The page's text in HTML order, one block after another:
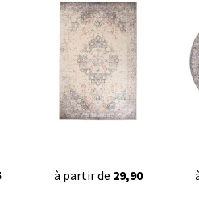
à partir de 29,90